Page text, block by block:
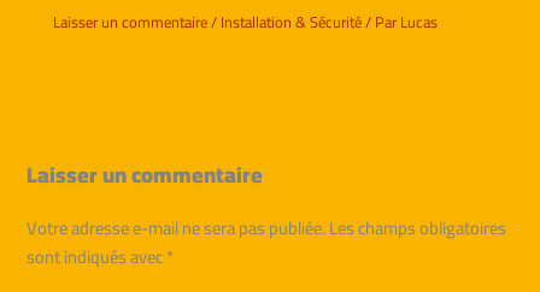
Laisser un commentaire/Installation & Sécurité/ ParLucas
Laisser un commentaire
Votre adresse e-mail ne sera pas publiée.Les champs obligatoires
sont indiqués avec*